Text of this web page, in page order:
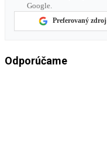
Google.
Preferovaný zdroj
Odporúčame